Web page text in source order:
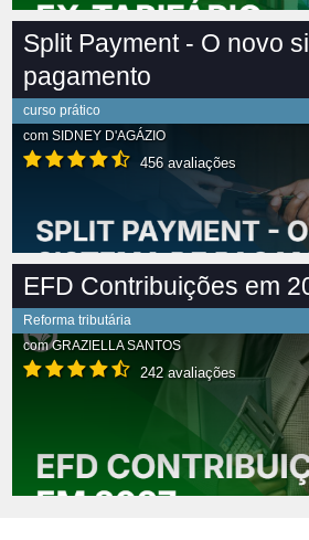
Split Payment - O novo
pagamento
curso prático
com SIDNEY D'AGÁZIO
456 avaliações
EFD Contribuições em
Reforma tributária
comGRAZIELLA SANTOS
242 avaliações